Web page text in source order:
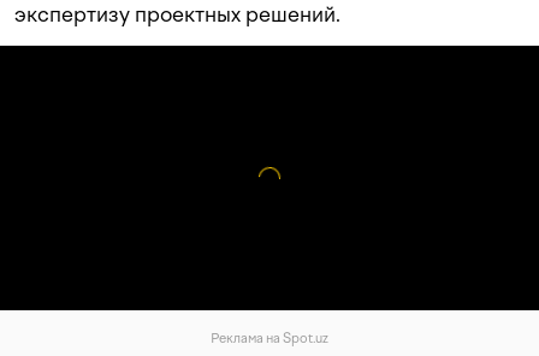
экспертизу проектных решений.
Реклама на Spot.uz